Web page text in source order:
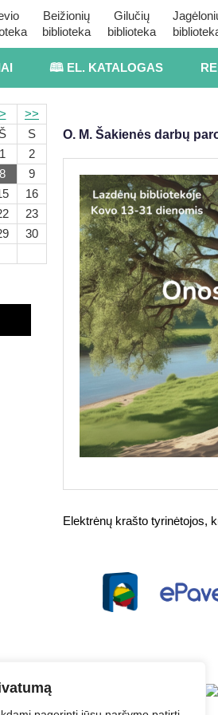
Beižionių
biblioteka
Gilučių
biblioteka
🕮 EL. KATALOGAS
>
>>
Š
S
1
2
8
9
16
23
30
O. M. Šakienės darbų
Elektrėnų krašto tyrinėtojos,